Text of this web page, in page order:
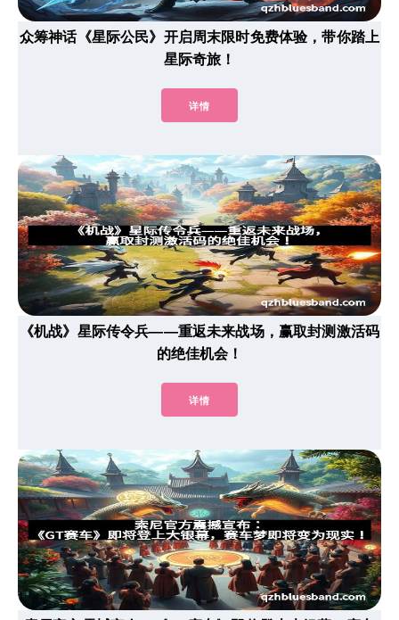
众筹神话《星际公民》开启周末限时免费体验，带你踏上
星际奇旅！
详情
《机战》星际传令兵——重返未来战场，赢取封测激活码
的绝佳机会！
详情